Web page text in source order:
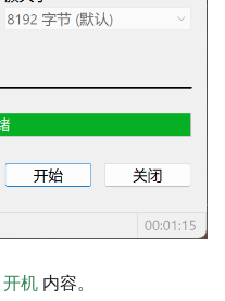
开机 内容。